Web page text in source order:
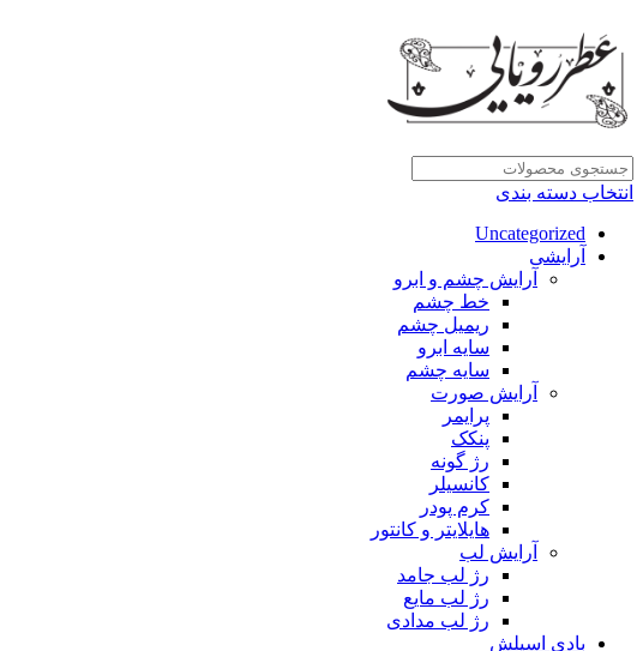
انتخاب دسته بندی
Uncategorized
آرایشی
آرایش چشم و ابرو
خط چشم
ریمیل چشم
سایه ابرو
سایه چشم
آرایش صورت
پرایمر
پنکک
رژ گونه
کانسیلر
کرم پودر
هایلایتر و کانتور
آرایش لب
رژ لب جامد
رژ لب مایع
رژ لب مدادی
بادی اسپلش